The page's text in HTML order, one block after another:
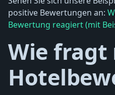
positive Bewertungen an:
Bewertung reagiert (mit
Wie fragt